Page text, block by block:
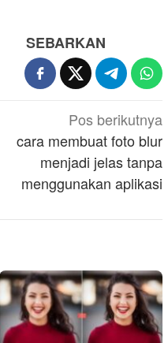
SEBARKAN
Pos berikutnya
cara membuat foto blur
menjadi jelas tanpa
menggunakan aplikasi